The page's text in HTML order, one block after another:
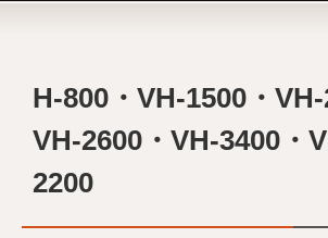
H-800・VH-1500・VH-
VH-2600・VH-3400・
2200